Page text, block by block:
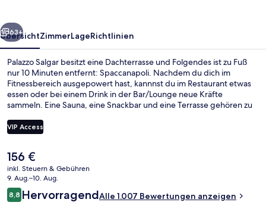
Weiter
63+
ÜbersichtZimmerLageRichtlinien
Palazzo Salgar besitzt eine Dachterrasse und Folgendes ist zu Fuß
nur 10 Minuten entfernt: Spaccanapoli. Nachdem du dich im
Fitnessbereich ausgepowert hast, kannnst du im Restaurant etwas
essen oder bei einem Drink in der Bar/Lounge neue Kräfte
sammeln. Eine Sauna, eine Snackbar und eine Terrasse gehören zu
hilfsbereite Personal und das Frühstück sehr gut. Die Unterkunft ist
nur einen kurzen Fußmarsch von den öffentlichen Verkehrsmitteln
(Straßenbahnhaltestelle Via Marina - Duomo) bzw. 4 Minuten
(Straßenbahnhaltestelle Via Marina - Mercato).
VIP Access
Der
aktuelle
Preis
beträgt
156 €.
156 €
inkl. Steuern & Gebühren
9. Aug.–10. Aug.
Bewertungen
8,88,8 von 10.
HervorragendAlle 1.007 Bewertungen anzeigen